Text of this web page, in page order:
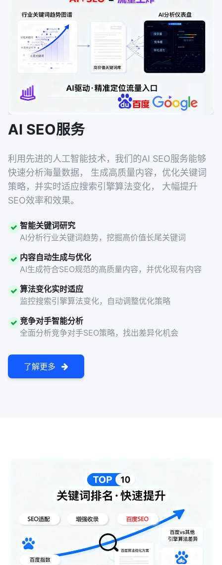
AI SEO服务
利用先进的人工智能技术，我们的AI SEO服务能够
快速分析海量数据， 生成高质量内容，优化关键词
策略，并实时适应搜索引擎算法变化， 大幅提升
SEO效率和效果。
智能关键词研究
AI分析行业关键词趋势，挖掘高价值长尾关键词
内容自动生成与优化
AI生成符合SEO规范的高质量内容，并优化现有内容
算法变化实时适应
监控搜索引擎算法变化，自动调整优化策略
竞争对手智能分析
全面分析竞争对手SEO策略，找出差异化机会
了解更多